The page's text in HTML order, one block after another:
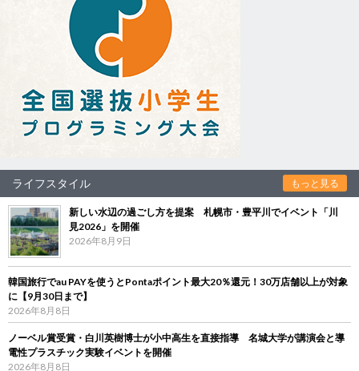
ライフスタイル もっと見る
新しい水辺の過ごし方を提案 札幌市・豊平川でイベント「川
見2026」を開催
2026年8月9日
韓国旅行でau PAYを使うとPontaポイント最大20％還元！30万店舗以上が対象
に【9月30日まで】
2026年8月8日
ノーベル賞受賞・白川英樹博士が小中高生を直接指導 名城大学が講演会と導
電性プラスチック実験イベントを開催
2026年8月8日